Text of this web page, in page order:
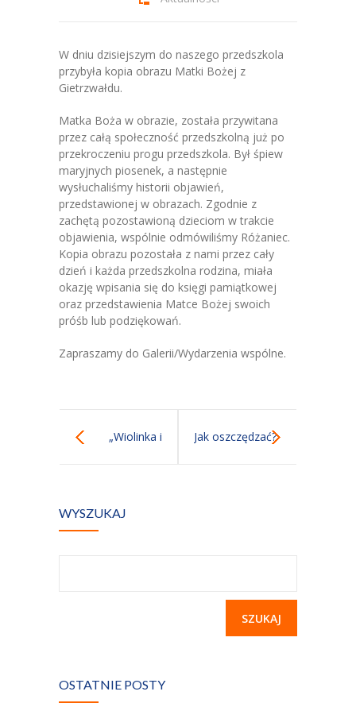
-- Wydarzenia Wspólne
-- Grupa 4-latków
-- Grupa 6-latków
Dla Rodziców
-- E-Lizak
-- Rekrutacja
-- Jadłospis
-- Opłaty
W dniu dzisiejszym do naszego przedszkola
przybyła kopia obrazu Matki Bożej z
Gietrzwałdu.
Matka Boża w obrazie, została przywitana
przez całą społeczność przedszkolną już po
przekroczeniu progu przedszkola. Był śpiew
maryjnych piosenek, a następnie
wysłuchaliśmy historii objawień,
przedstawionej w obrazach. Zgodnie z
zachętą pozostawioną dzieciom w trakcie
objawienia, wspólnie odmówiliśmy Różaniec.
Kopia obrazu pozostała z nami przez cały
dzień i każda przedszkolna rodzina, miała
okazję wpisania się do księgi pamiątkowej
oraz przedstawienia Matce Bożej swoich
próśb lub podziękowań.
Zapraszamy do Galerii/Wydarzenia wspólne.
„Wiolinka i Jak oszczędzać?
WYSZUKAJ
OSTATNIE POSTY